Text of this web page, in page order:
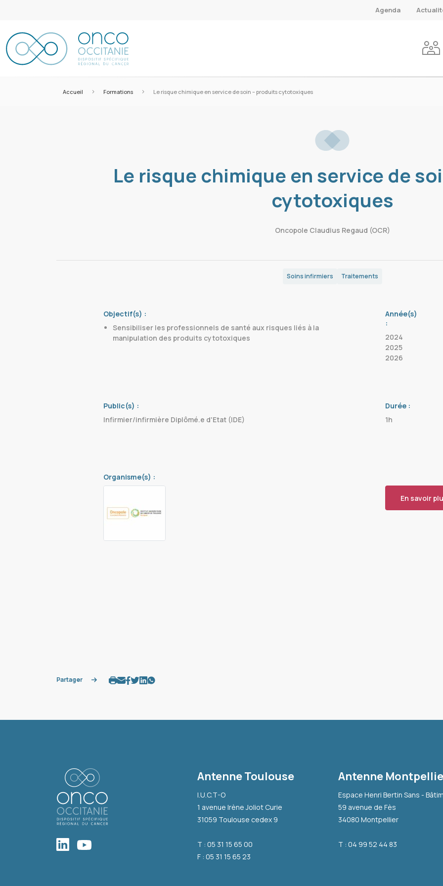
Agenda
Accueil > Formations > Le risque chimique en service de soin – produits cytotoxiques
Le risque chimique en service de
cytotoxiques
Oncopole Claudius Regaud (OCR)
Soins infirmiers Traitements
Objectif(s) :
Sensibiliser les professionnels de santé aux risques liés à la
manipulation des produits cytotoxiques
Année(s)
:
2024
2025
2026
Public(s) :
Infirmier/infirmière Diplômé.e d'Etat (IDE)
Durée :
1h
Organisme(s) :
En savoir
Partager
Antenne Toulouse
I.U.C.T-O
1 avenue Irène Joliot Curie
31059 Toulouse cedex 9
T : 05 31 15 65 00
F : 05 31 15 65 23
Antenne
Espace Henri Bertin Sans -
59 avenue de Fès
34080 Montpellier
T : 04 99 52 44 83